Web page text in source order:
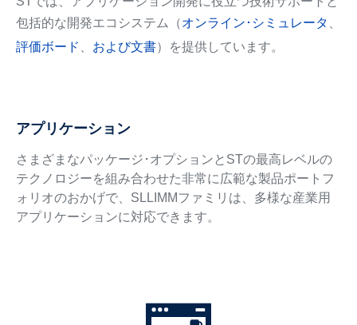
包括的な開発エコシステム（オンライン･シミュレータ
評価ボード
および文書）を提供しています。
アプリケーション
さまざまなパッケージ･オプションとSTの最高レベルの
テクノロジーを組み合わせた非常に広範な製品ポートフ
ォリオのおかげで、SLLIMMファミリは、多様な産業用
アプリケーションに対応できます。